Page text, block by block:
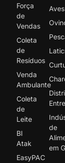
Força
de
Vendas
Coleta
de
Resíduos
Venda
Ambulante
Coleta
de
Leite
BI
Atak
EasyPAC
Aves
de
em